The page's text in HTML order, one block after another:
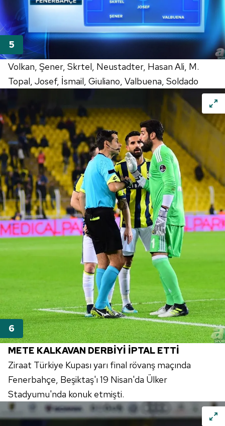
Volkan, Şener, Skrtel, Neustadter, Hasan Ali, M.
Topal, Josef, İsmail, Giuliano, Valbuena, Soldado
METE KALKAVAN DERBİYİ İPTAL ETTİ
Ziraat Türkiye Kupası yarı final rövanş maçında
Fenerbahçe, Beşiktaş'ı 19 Nisan'da Ülker
Stadyumu'nda konuk etmişti.